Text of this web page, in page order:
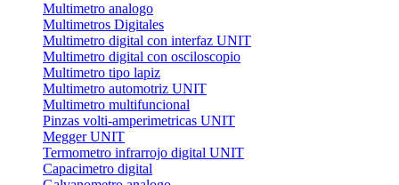
Multimetro analogo
Multimetros Digitales
Multimetro digital con interfaz UNIT
Multimetro digital con osciloscopio
Multimetro tipo lapiz
Multimetro automotriz UNIT
Multimetro multifuncional
Pinzas volti-amperimetricas UNIT
Megger UNIT
Termometro infrarrojo digital UNIT
Capacimetro digital